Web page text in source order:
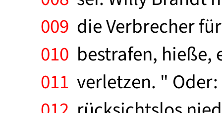
009 die Verbrecher
010 bestrafen, hieße,
011 verletzen. "